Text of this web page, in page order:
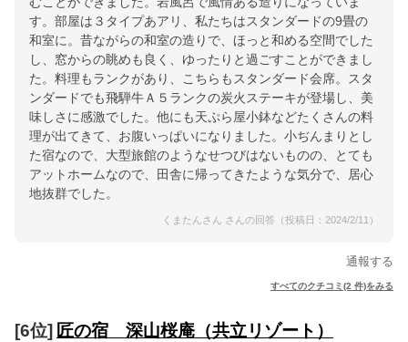
す。部屋は３タイプあアリ、私たちはスタンダードの9畳の
和室に。昔ながらの和室の造りで、ほっと和める空間でした
し、窓からの眺めも良く、ゆったりと過ごすことができまし
た。料理もランクがあり、こちらもスタンダード会席。スタ
ンダードでも飛騨牛Ａ５ランクの炭火ステーキが登場し、美
味しさに感激でした。他にも天ぷら屋小鉢などたくさんの料
理が出てきて、お腹いっぱいになりました。小ぢんまりとし
た宿なので、大型旅館のようなせつびはないものの、とても
アットホームなので、田舎に帰ってきたような気分で、居心
地抜群でした。
くまたんさん さんの回答（投稿日：2024/2/11）
通報する
すべてのクチコミ(2 件)をみる
[6位] 匠の宿 深山桜庵（共立リゾート）